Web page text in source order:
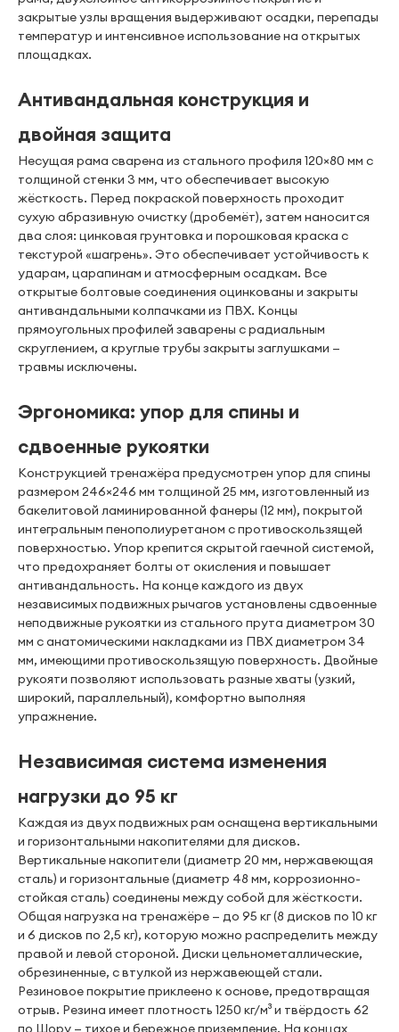
закрытые узлы вращения выдерживают осадки, перепады
температур и интенсивное использование на открытых
площадках.
Антивандальная конструкция и
двойная защита
Несущая рама сварена из стального профиля 120×80 мм с
толщиной стенки 3 мм, что обеспечивает высокую
жёсткость. Перед покраской поверхность проходит
сухую абразивную очистку (дробемёт), затем наносится
два слоя: цинковая грунтовка и порошковая краска с
текстурой «шагрень». Это обеспечивает устойчивость к
ударам, царапинам и атмосферным осадкам. Все
открытые болтовые соединения оцинкованы и закрыты
антивандальными колпачками из ПВХ. Концы
прямоугольных профилей заварены с радиальным
скруглением, а круглые трубы закрыты заглушками —
травмы исключены.
Эргономика: упор для спины и
сдвоенные рукоятки
Конструкцией тренажёра предусмотрен упор для спины
размером 246×246 мм толщиной 25 мм, изготовленный из
бакелитовой ламинированной фанеры (12 мм), покрытой
интегральным пенополиуретаном с противоскользящей
поверхностью. Упор крепится скрытой гаечной системой,
что предохраняет болты от окисления и повышает
антивандальность. На конце каждого из двух
независимых подвижных рычагов установлены сдвоенные
неподвижные рукоятки из стального прута диаметром 30
мм с анатомическими накладками из ПВХ диаметром 34
мм, имеющими противоскользящую поверхность. Двойные
рукояти позволяют использовать разные хваты (узкий,
широкий, параллельный), комфортно выполняя
упражнение.
Независимая система изменения
нагрузки до 95 кг
Каждая из двух подвижных рам оснащена вертикальными
и горизонтальными накопителями для дисков.
Вертикальные накопители (диаметр 20 мм, нержавеющая
сталь) и горизонтальные (диаметр 48 мм, коррозионно-
стойкая сталь) соединены между собой для жёсткости.
Общая нагрузка на тренажёре — до 95 кг (8 дисков по 10 кг
и 6 дисков по 2,5 кг), которую можно распределить между
правой и левой стороной. Диски цельнометаллические,
обрезиненные, с втулкой из нержавеющей стали.
Резиновое покрытие приклеено к основе, предотвращая
отрыв. Резина имеет плотность 1250 кг/м³ и твёрдость 62
по Шору — тихое и бережное приземление. На концах